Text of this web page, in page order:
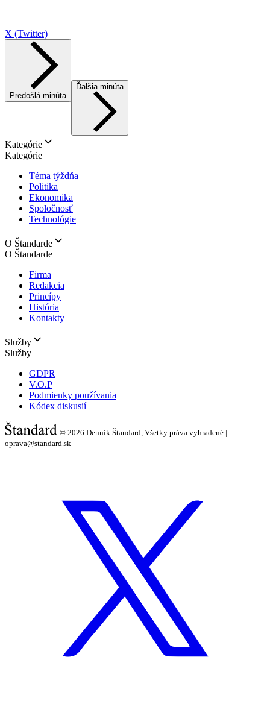
X (Twitter)
Predošlá minúta
Ďalšia minúta
Kategórie
Kategórie
Téma týždňa
Politika
Ekonomika
Spoločnosť
Technológie
O Štandarde
O Štandarde
Firma
Redakcia
Princípy
História
Kontakty
Služby
Služby
GDPR
V.O.P
Podmienky používania
Kódex diskusií
© 2026 Denník Štandard, Všetky práva vyhradené |
oprava@standard.sk